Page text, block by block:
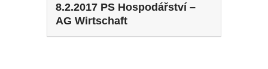
8.2.2017 PS Hospodářství –
AG Wirtschaft